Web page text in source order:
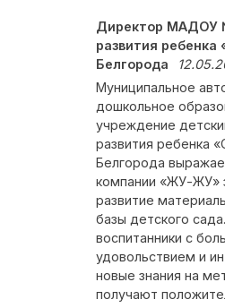
Директор МАДОУ
развития ребенка
Белгорода
Муниципальное
дошкольное
учреждение
развития ребенка
Белгорода
компании «ЖУ-ЖУ»
развитие
базы детского
воспитанники с
удовольствием и
новые знания на
получают